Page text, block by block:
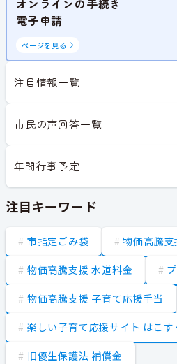
オンラインの手続き
電子申請
ページを見る
注目情報一覧
市民の声回答一覧
年間行事予定
注目キーワード
市指定ごみ袋 物価高騰
物価高騰支援 水道料金
物価高騰支援 子育て応援手当
楽しい子育て応援サイト はこす
旧優生保護法 補償金